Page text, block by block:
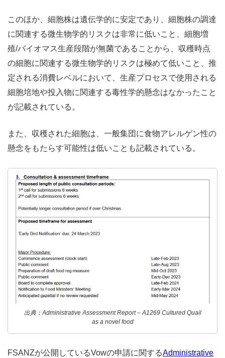
このほか、細胞株は遺伝学的に安定であり、細胞株の調達
に関連する微生物学的リスクは非常に低いこと、細胞増
殖/バイオマス生産段階が無菌であることから、収穫時点
の細胞に関連する微生物学的リスクは極めて低いこと、推
定される消費レベルにおいて、生産プロセスで使用される
細胞培地や投入物に関連する毒性学的懸念はなかったこと
が記載されている。
また、収穫された細胞は、一般集団に食物アレルゲン性の
懸念をもたらす可能性は低いことも記載されている。
出典：Administrative Assessment Report – A1269 Cultured Quail
as a novel food
FSANZが公開しているVowの申請に関するAdministrative